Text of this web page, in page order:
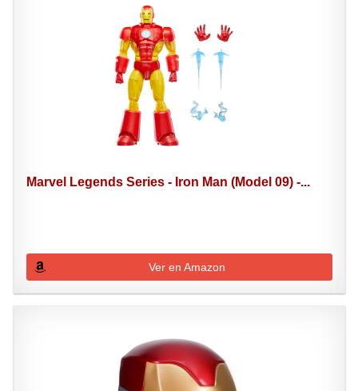
Marvel Legends Series - Iron Man (Model 09) -...
Ver en Amazon